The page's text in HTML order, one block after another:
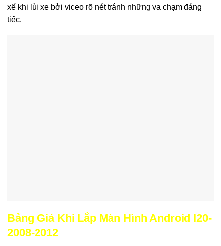
xế khi lùi xe bởi video rõ nét tránh những va chạm đáng
tiếc.
Bảng Giá Khi Lắp Màn Hình Android I20-
2008-2012